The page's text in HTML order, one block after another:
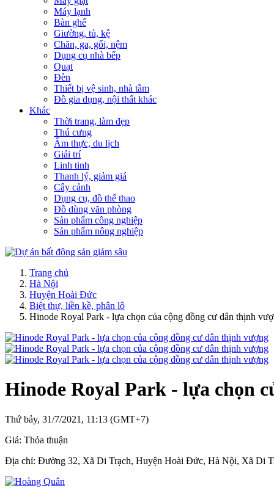
Máy lạnh
Bàn ghế
Giường, tủ, kệ
Chăn, ga, gối, nệm
Dụng cụ nhà bếp
Quạt
Đèn
Thiết bị vệ sinh, nhà tắm
Đồ gia dụng, nội thất khác
Khác
Thời trang, làm đẹp
Thú cưng
Ẩm thực, du lịch
Giải trí
Linh tinh
Thanh lý, giảm giá
Cây cảnh
Dụng cụ, đồ thể thao
Đồ dùng văn phòng
Sản phẩm công nghiệp
Sản phẩm nông nghiệp
Trang chủ
Hà Nội
Huyện Hoài Đức
Biệt thự, liền kề, phân lô
Hinode Royal Park - lựa chọn của cộng đồng cư dân thịnh
Hinode Royal Park - lựa chọn
Thứ bảy, 31/7/2021, 11:13 (GMT+7)
Giá: Thỏa thuận
Địa chỉ: Đường 32, Xã Di Trạch, Huyện Hoài Đức, Hà Nội, Xã Di